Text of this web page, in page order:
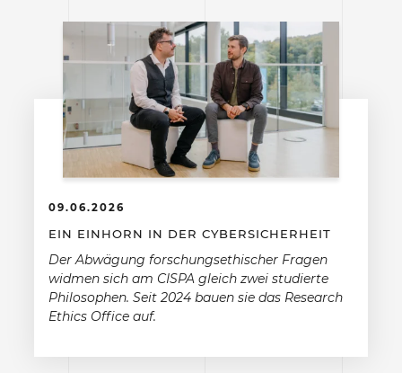
09.06.2026
EIN EINHORN IN DER CYBERSICHERHEIT
Der Abwägung forschungsethischer Fragen
widmen sich am CISPA gleich zwei studierte
Philosophen. Seit 2024 bauen sie das Research
Ethics Office auf.